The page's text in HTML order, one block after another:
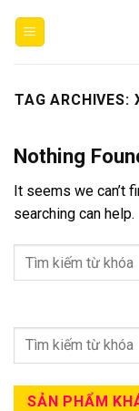
TAG ARCHIVES:
Nothing
It seems we can’t
searching can help.
SẢN PHẨM